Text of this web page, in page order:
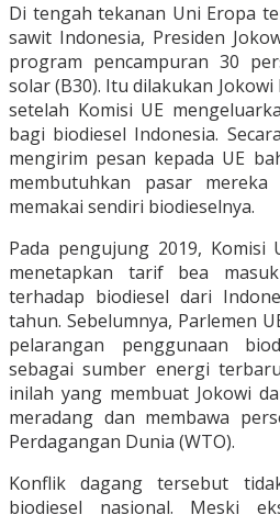
Di tengah tekanan Uni Eropa
sawit Indonesia, Presiden
program pencampuran 30
solar (B30). Itu dilakukan
setelah Komisi UE
bagi biodiesel Indonesia.
mengirim pesan kepada UE
membutuhkan pasar
memakai sendiri biodieselnya.
Pada pengujung 2019, Komisi
menetapkan tarif bea
terhadap biodiesel dari
tahun. Sebelumnya, Parlemen
pelarangan penggunaan
sebagai sumber energi
inilah yang membuat Jokowi
meradang dan membawa
Perdagangan Dunia (WTO).
Konflik dagang tersebut
biodiesel nasional. Meski